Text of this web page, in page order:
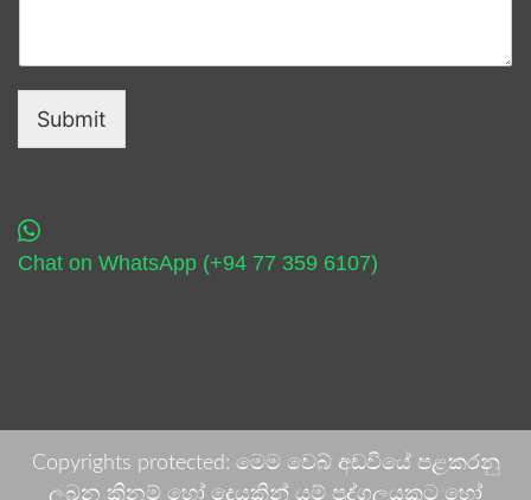
Submit
Chat on WhatsApp (+94 77 359 6107)
Copyrights protected: මෙම වෙබ් අඩවියේ පළකරනු
ලබන කිනම් හෝ දෙයකින් යම් පුද්ගලයකුට හෝ